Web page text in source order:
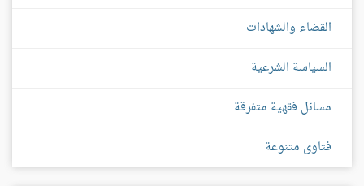
القضاء والشهادات
السياسة الشرعية
مسائل فقهية متفرقة
فتاوى متنوعة